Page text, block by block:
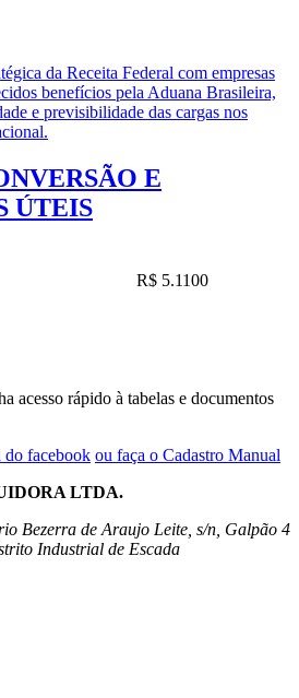
da Receita Federal com empresas
benefícios pela Aduana Brasileira,
e previsibilidade das cargas nos
E
ÚTEIS
R$ 5.1100
acesso rápido à tabelas e documentos
do facebook ou faça o Cadastro Manual
LTDA.
Bezerra de Araujo Leite, s/n, Galpão 4
Industrial de Escada